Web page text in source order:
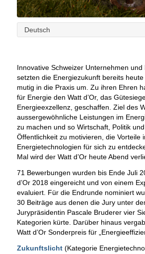
Deutsch
Innovative Schweizer Unternehmen und
setzten die Energiezukunft bereits
mutig in die Praxis um. Zu ihren Ehren
für Energie den Watt d’Or, das
Energieexzellenz, geschaffen. Ziel des
aussergewöhnliche Leistungen im
zu machen und so Wirtschaft, Politik
Öffentlichkeit zu motivieren, die Vorteile
Energietechnologien für sich zu
Mal wird der Watt d’Or heute Abend
71 Bewerbungen wurden bis Ende Juli
d’Or 2018 eingereicht und von einem
evaluiert. Für die Endrunde nominiert
30 Beiträge aus denen die Jury unter
Jurypräsidentin Pascale Bruderer vier
Kategorien kürte. Darüber hinaus
Watt d’Or Sonderpreis für
Zukunftslicht (Kategorie